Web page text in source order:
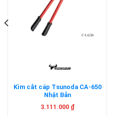
Kìm cắt cáp Tsunoda CA-650
Nhật Bản
3.111.000 ₫